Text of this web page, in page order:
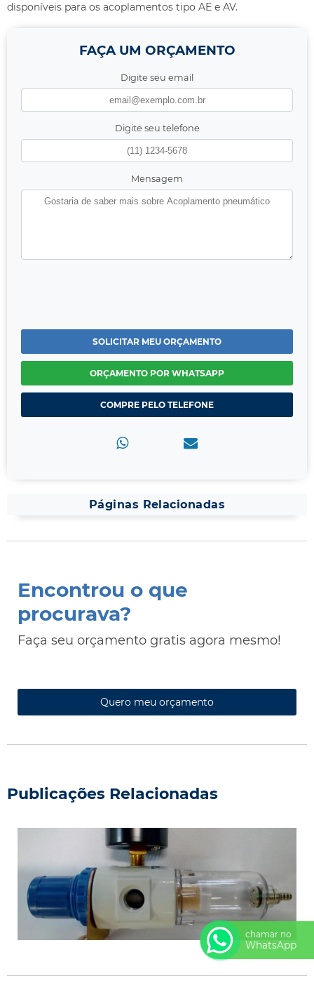
disponíveis para os acoplamentos tipo AE e AV.
FAÇA UM ORÇAMENTO
Digite seu email
Digite seu telefone
Mensagem
SOLICITAR MEU ORÇAMENTO
ORÇAMENTO POR WHATSAPP
COMPRE PELO TELEFONE
Páginas Relacionadas
Encontrou o que
procurava?
Faça seu orçamento gratis agora mesmo!
Quero meu orçamento
Publicações Relacionadas
chamar no
WhatsApp